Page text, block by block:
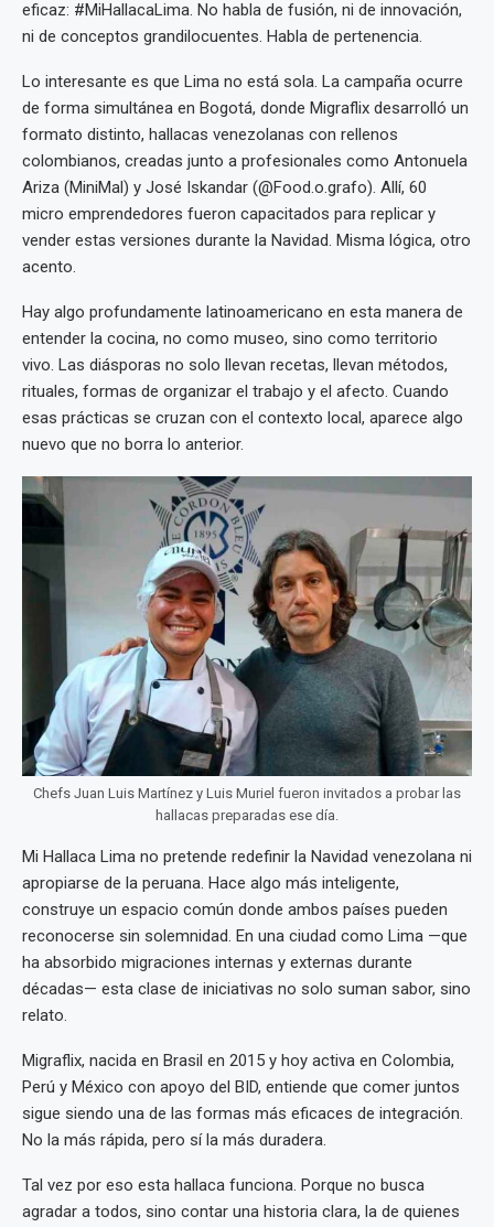
eficaz: #MiHallacaLima. No habla de fusión, ni de innovación,
ni de conceptos grandilocuentes. Habla de pertenencia.
Lo interesante es que Lima no está sola. La campaña ocurre
de forma simultánea en Bogotá, donde Migraflix desarrolló un
formato distinto, hallacas venezolanas con rellenos
colombianos, creadas junto a profesionales como Antonuela
Ariza (MiniMal) y José Iskandar (@Food.o.grafo). Allí, 60
micro emprendedores fueron capacitados para replicar y
vender estas versiones durante la Navidad. Misma lógica, otro
acento.
Hay algo profundamente latinoamericano en esta manera de
entender la cocina, no como museo, sino como territorio
vivo. Las diásporas no solo llevan recetas, llevan métodos,
rituales, formas de organizar el trabajo y el afecto. Cuando
esas prácticas se cruzan con el contexto local, aparece algo
nuevo que no borra lo anterior.
Chefs Juan Luis Martínez y Luis Muriel fueron invitados a probar las
hallacas preparadas ese día.
Mi Hallaca Lima no pretende redefinir la Navidad venezolana ni
apropiarse de la peruana. Hace algo más inteligente,
construye un espacio común donde ambos países pueden
reconocerse sin solemnidad. En una ciudad como Lima —que
ha absorbido migraciones internas y externas durante
décadas— esta clase de iniciativas no solo suman sabor, sino
relato.
Migraflix, nacida en Brasil en 2015 y hoy activa en Colombia,
Perú y México con apoyo del BID, entiende que comer juntos
sigue siendo una de las formas más eficaces de integración.
No la más rápida, pero sí la más duradera.
Tal vez por eso esta hallaca funciona. Porque no busca
agradar a todos, sino contar una historia clara, la de quienes